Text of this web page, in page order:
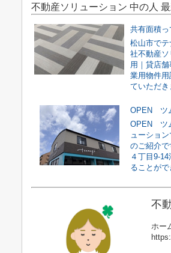
不動産ソリューション 中の人
共有面積
松山市で
社不動産
用｜貸店
業用物件
ていただき
OPEN ツ
OPEN ツ
ューショ
のご紹介
４丁目9-
ることがで
不
ホー